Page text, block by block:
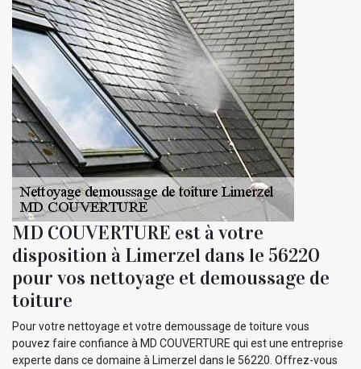
MD COUVERTURE est à votre
disposition à Limerzel dans le 56220
pour vos nettoyage et demoussage de
toiture
Pour votre nettoyage et votre demoussage de toiture vous
pouvez faire confiance à MD COUVERTURE qui est une entreprise
experte dans ce domaine à Limerzel dans le 56220. Offrez-vous